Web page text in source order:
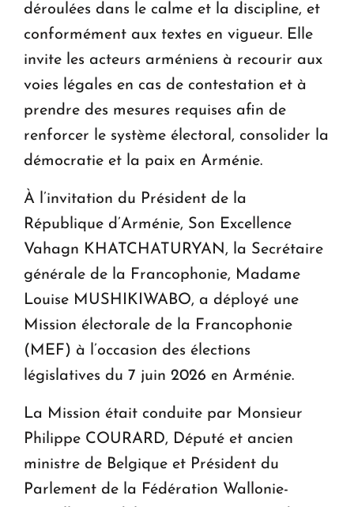
déroulées dans le calme et la discipline, et
conformément aux textes en vigueur. Elle
invite les acteurs arméniens à recourir aux
voies légales en cas de contestation et à
prendre des mesures requises afin de
renforcer le système électoral, consolider la
démocratie et la paix en Arménie.
À l’invitation du Président de la
République d’Arménie, Son Excellence
Vahagn KHATCHATURYAN, la Secrétaire
générale de la Francophonie, Madame
Louise MUSHIKIWABO, a déployé une
Mission électorale de la Francophonie
(MEF) à l’occasion des élections
législatives du 7 juin 2026 en Arménie.
La Mission était conduite par Monsieur
Philippe COURARD, Député et ancien
ministre de Belgique et Président du
Parlement de la Fédération Wallonie-